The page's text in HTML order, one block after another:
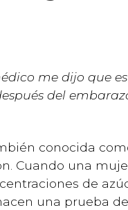
me dijo que
del
conocida
Cuando una
de
una prueba de